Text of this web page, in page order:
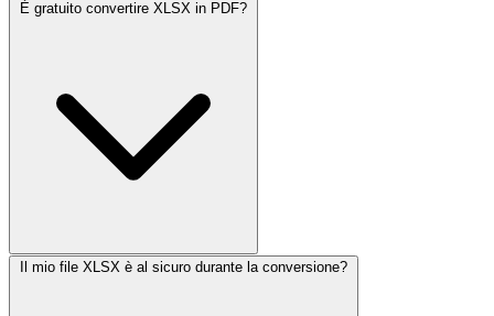
È gratuito convertire XLSX in PDF?
Il mio file XLSX è al sicuro durante la conversione?